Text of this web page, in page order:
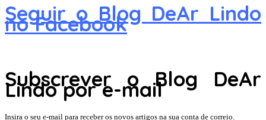
Seguir o Blog DeAr Lindo
no Facebook
Subscrever o Blog DeAr
Lindo por e-mail
Insira o seu e-mail para receber os novos artigos na sua conta de correio.